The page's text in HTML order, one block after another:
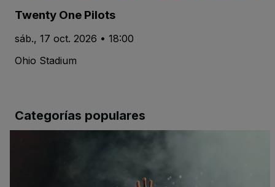
Twenty One Pilots
sáb., 17 oct. 2026 • 18:00
Ohio Stadium
Categorías populares